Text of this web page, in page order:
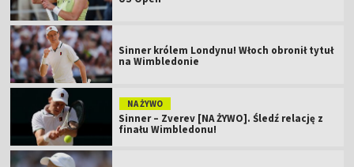
Sinner królem Londynu! Włoch obronił tytuł
na Wimbledonie
NA ŻYWO
Sinner – Zverev [NA ŻYWO]. Śledź relację z
finału Wimbledonu!